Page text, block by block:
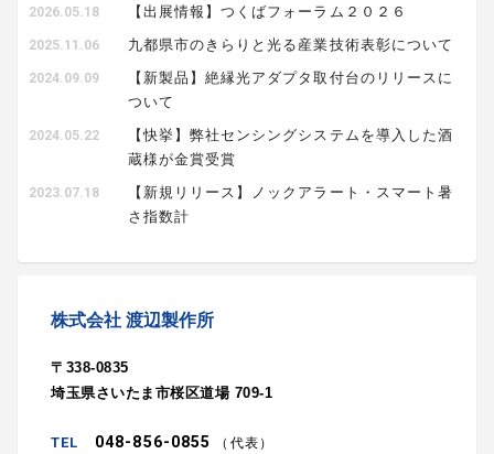
2026.05.18 【出展情報】つくばフォーラム２０２６
2025.11.06 九都県市のきらりと光る産業技術表彰について
2024.09.09
【新製品】絶縁光アダプタ取付台のリリースに
ついて
2024.05.22
【快挙】弊社センシングシステムを導入した酒
蔵様が金賞受賞
2023.07.18
【新規リリース】ノックアラート・スマート暑
さ指数計
株式会社 渡辺製作所
〒338-0835
埼玉県さいたま市桜区道場 709-1
048-856-0855 （代表）